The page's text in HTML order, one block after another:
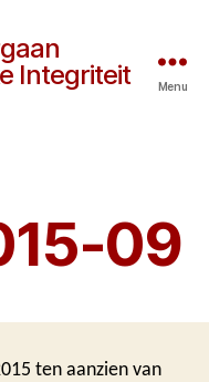
Integriteit
Menu
09
ten aanzien van